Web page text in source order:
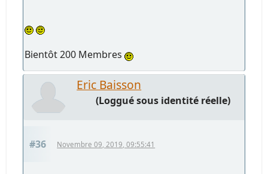
Bientôt 200 Membres
Eric Baisson
(Loggué sous identité réelle)
#36 Novembre 09, 2019, 09:55:41